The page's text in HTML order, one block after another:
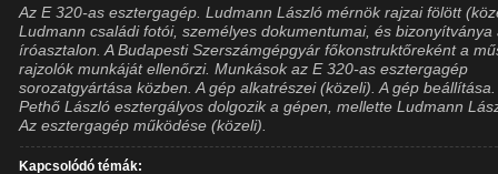
Az E 320-as esztergagép. Ludmann László mérnök rajzai fölött
Ludmann családi fotói, személyes dokumentumai, és bizonyítványa
íróasztalon. A Budapesti Szerszámgépgyár főkonstruktőreként a
rajzolók munkáját ellenőrzi. Munkások az E 320-as esztergagép
sorozatgyártása közben. A gép alkatrészei (közeli). A gép beállítása.
Pethő László esztergályos dolgozik a gépen, mellette Ludmann
Az esztergagép működése (közeli).
Kapcsolódó témák: